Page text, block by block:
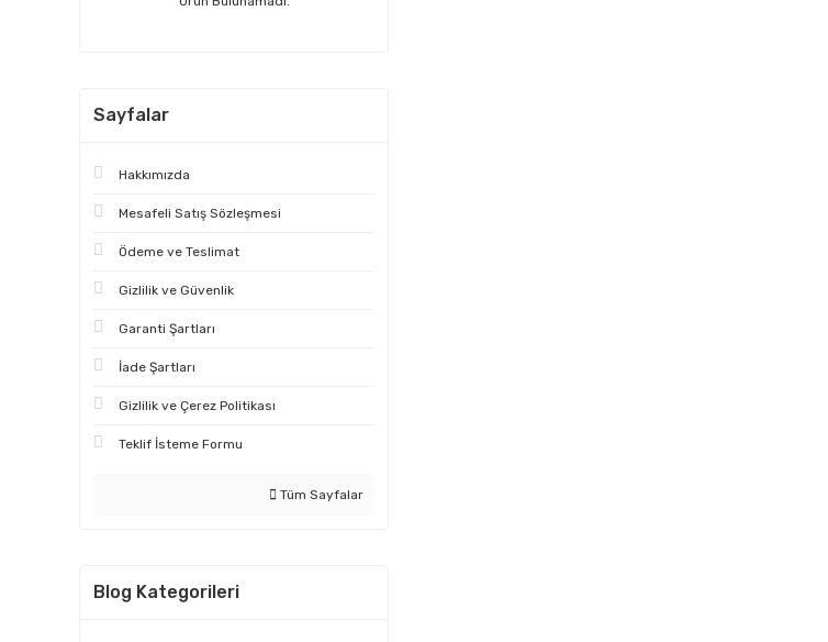
Sayfalar
Hakkımızda
Mesafeli Satış Sözleşmesi
Ödeme ve Teslimat
Gizlilik ve Güvenlik
Garanti Şartları
İade Şartları
Gizlilik ve Çerez Politikası
Teklif İsteme Formu
Tüm Sayfalar
Blog Kategorileri